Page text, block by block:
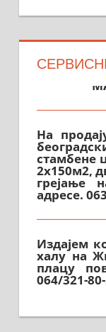
На
стамбене
2х150м2,
грејање
адресе.
Издајем
халу на
плацу
064/321-